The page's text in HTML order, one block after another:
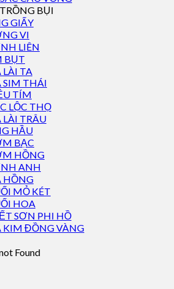
BỤI
GIẤY
VI
LIÊN
BỤT
LÀI TA
SIM THÁI
TÍM
LỘC THỌ
LÀI TRÂU
HẦU
BẠC
HỒNG
ANH
HỒNG
MỎ KÉT
HOA
SƠN PHI HỒ
KIM ĐỒNG VÀNG
Found